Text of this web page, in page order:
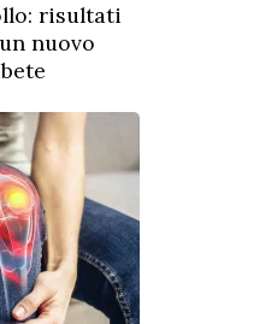
risultati
nuovo